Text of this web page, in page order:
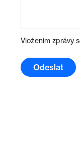
Vložením zprávy
Odeslat